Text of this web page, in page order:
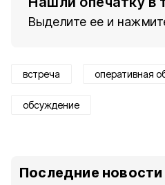
Выделите ее и
встреча оперативная
обсуждение
Последние новости